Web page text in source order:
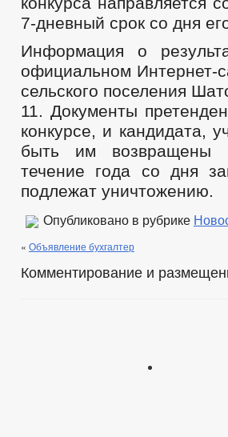
7-дневный срок со дня
Информация о
официальном Интернет-
сельского поселения
11. Документы
конкурсе, и кандидата,
быть им возвращены
течение года со дня
подлежат уничтожению.
Опубликовано в рубрике
« Объявление бухгалтер
Комментирование и